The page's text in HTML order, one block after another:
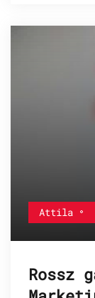
Attila
Rossz